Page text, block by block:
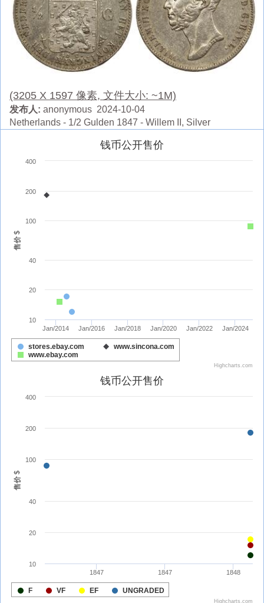
(3205 X 1597 像素, 文件大小: ~1M)
发布人: anonymous 2024-10-04
Netherlands - 1/2 Gulden 1847 - Willem II, Silver